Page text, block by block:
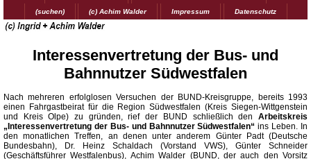
(suchen) (c) Achim Walder Impressum Datenschutz
Interessenvertretung der Bus- und
Bahnnutzer Südwestfalen
Nach mehreren erfolglosen Versuchen der BUND-Kreisgruppe, bereits 1993
einen Fahrgastbeirat für die Region Südwestfalen (Kreis Siegen-Wittgenstein
und Kreis Olpe) zu gründen, rief der BUND schließlich den Arbeitskreis
„Interessenvertretung der Bus- und Bahnnutzer Südwestfalen“ins Leben. In
den monatlichen Treffen, an denen unter anderem Günter Padt (Deutsche
Bundesbahn), Dr. Heinz Schaldach (Vorstand VWS), Günter Schneider
(Geschäftsführer Westfalenbus), Achim Walder (BUND, der auch den Vorsitz